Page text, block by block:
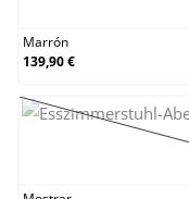
Marrón
139,90 €